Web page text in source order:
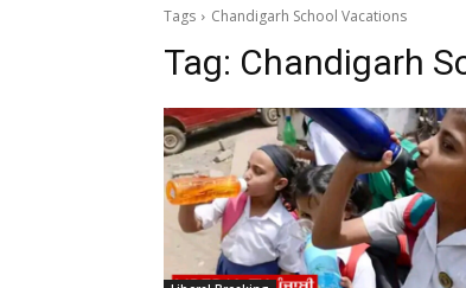
Tags Chandigarh School Vacations
Tag: Chandigarh